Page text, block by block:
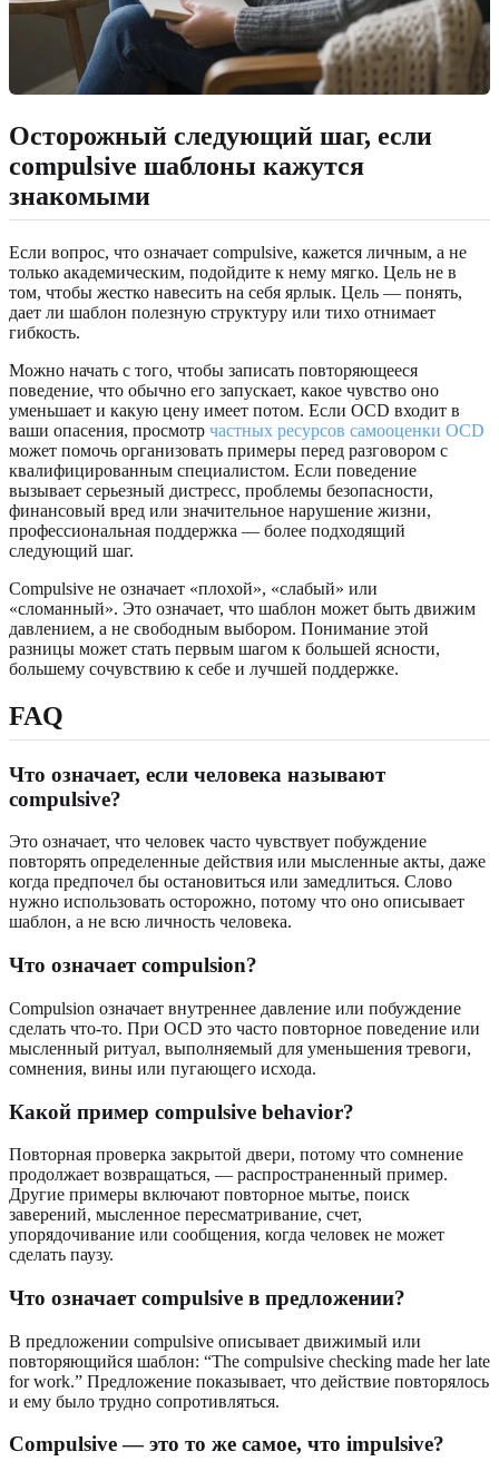
Осторожный следующий шаг, если
compulsive шаблоны кажутся
знакомыми
Если вопрос, что означает compulsive, кажется личным, а не
только академическим, подойдите к нему мягко. Цель не в
том, чтобы жестко навесить на себя ярлык. Цель — понять,
дает ли шаблон полезную структуру или тихо отнимает
гибкость.
Можно начать с того, чтобы записать повторяющееся
поведение, что обычно его запускает, какое чувство оно
уменьшает и какую цену имеет потом. Если OCD входит в
ваши опасения, просмотр частных ресурсов самооценки OCD
может помочь организовать примеры перед разговором с
квалифицированным специалистом. Если поведение
вызывает серьезный дистресс, проблемы безопасности,
финансовый вред или значительное нарушение жизни,
профессиональная поддержка — более подходящий
следующий шаг.
Compulsive не означает «плохой», «слабый» или
«сломанный». Это означает, что шаблон может быть движим
давлением, а не свободным выбором. Понимание этой
разницы может стать первым шагом к большей ясности,
большему сочувствию к себе и лучшей поддержке.
FAQ
Что означает, если человека называют
compulsive?
Это означает, что человек часто чувствует побуждение
повторять определенные действия или мысленные акты, даже
когда предпочел бы остановиться или замедлиться. Слово
нужно использовать осторожно, потому что оно описывает
шаблон, а не всю личность человека.
Что означает compulsion?
Compulsion означает внутреннее давление или побуждение
сделать что-то. При OCD это часто повторное поведение или
мысленный ритуал, выполняемый для уменьшения тревоги,
сомнения, вины или пугающего исхода.
Какой пример compulsive behavior?
Повторная проверка закрытой двери, потому что сомнение
продолжает возвращаться, — распространенный пример.
Другие примеры включают повторное мытье, поиск
заверений, мысленное пересматривание, счет,
упорядочивание или сообщения, когда человек не может
сделать паузу.
Что означает compulsive в предложении?
В предложении compulsive описывает движимый или
повторяющийся шаблон: “The compulsive checking made her late
for work.” Предложение показывает, что действие повторялось
и ему было трудно сопротивляться.
Compulsive — это то же самое, что impulsive?